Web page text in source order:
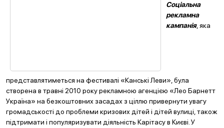
Соціальна
рекламна
кампанія, яка
представлятиметься на фестивалі «Канські Леви», була
створена в травні 2010 року рекламною агенцією «Лео Барнетт
Україна» на безкоштовних засадах з ціллю привернути увагу
громадськості до проблеми кризових дітей і дітей вулиці, також
підтримати і популяризувати діяльність Карітасу в Києві. У